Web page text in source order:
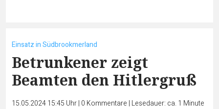
Einsatz in Südbrookmerland
Betrunkener zeigt
Beamten den Hitlergruß
15.05.2024 15:45 Uhr| 0 Kommentare | Lesedauer: ca. 1 Minute